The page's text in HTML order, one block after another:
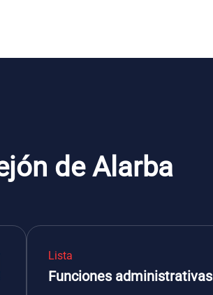
de Alarba
Lista
Funciones administrativas